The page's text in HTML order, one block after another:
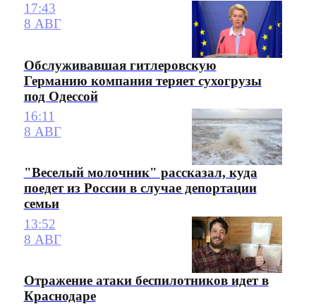
17:43
8 АВГ
Обслуживавшая гитлеровскую
Германию компания теряет сухогрузы
под Одессой
16:11
8 АВГ
"Веселый молочник" рассказал, куда
поедет из России в случае депортации
семьи
13:52
8 АВГ
Отражение атаки беспилотников идет в
Краснодаре